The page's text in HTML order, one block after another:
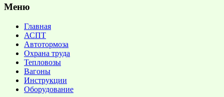
Меню
Главная
АСПТ
Автотормоза
Охрана труда
Тепловозы
Вагоны
Инструкции
Оборудование